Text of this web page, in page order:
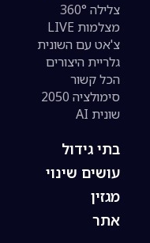
צלילה 360°
מצלמות LIVE
צ'אט עם השונית
גלריית היצורים
הכל קשור
סימולציה 2050
שונית AI
בתי גידול
עושים שינוי
מגזין
אתר